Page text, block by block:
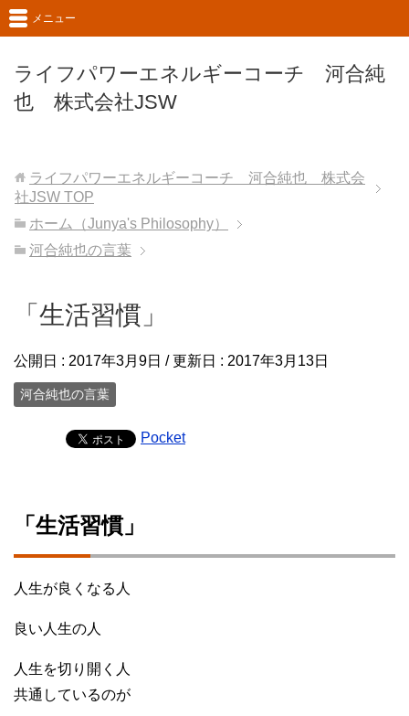
ライフパワーエネルギーコーチ 河合純
也 株式会社JSW
メニュー
ライフパワーエネルギーコーチ 河合純也 株式会
社JSW TOP
ホーム（Junya's Philosophy）
河合純也の言葉
「生活習慣」
公開日 : 2017年3月9日 / 更新日 : 2017年3月13日
河合純也の言葉
Pocket
「生活習慣」
人生が良くなる人
良い人生の人
人生を切り開く人
共通しているのが